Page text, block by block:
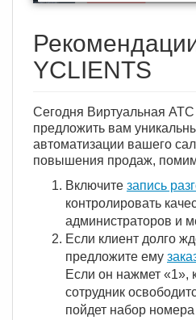
YCLIENTS
Сегодня Виртуальная
предложить вам
автоматизации вашего
повышения продаж,
Включите запись
контролировать
администраторов и
Если клиент долго
предложите ему
Если он нажмет «1»,
сотрудник
пойдет набор номера